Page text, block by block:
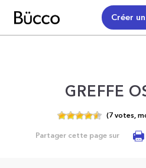
Créer
GREFFE
(7 votes,
Partager cette page sur